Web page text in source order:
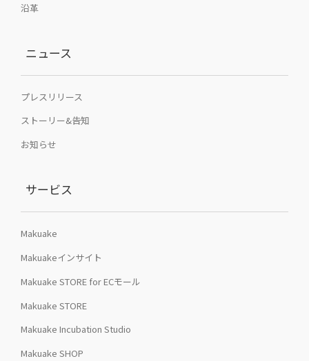
沿革
ニュース
プレスリリース
ストーリー&告知
お知らせ
サービス
Makuake
Makuakeインサイト
Makuake STORE for ECモール
Makuake STORE
Makuake Incubation Studio
Makuake SHOP